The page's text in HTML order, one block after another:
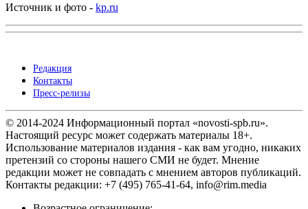
Источник и фото - kp.ru
Редакция
Контакты
Пресс-релизы
© 2014-2024 Информационный портал «novosti-spb.ru».
Настоящий ресурс может содержать материалы 18+.
Использование материалов издания - как вам угодно, никаких
претензий со стороны нашего СМИ не будет. Мнение
редакции может не совпадать с мнением авторов публикаций.
Контакты редакции: +7 (495) 765-41-64, info@rim.media